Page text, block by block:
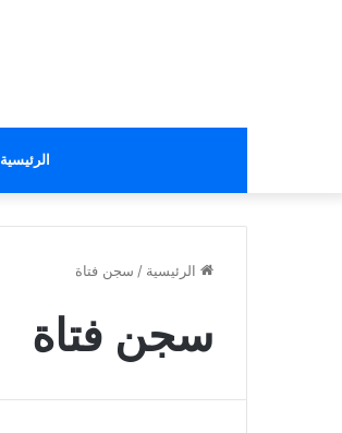
الرئيسية
الرئيسية / سجن فتاة
سجن فتاة